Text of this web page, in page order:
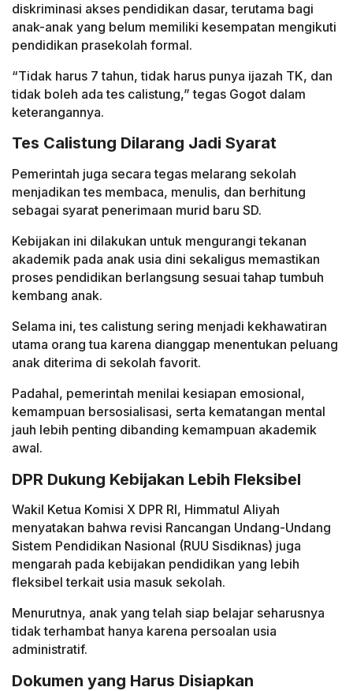
diskriminasi akses pendidikan dasar, terutama bagi
anak-anak yang belum memiliki kesempatan mengikuti
pendidikan prasekolah formal.
“Tidak harus 7 tahun, tidak harus punya ijazah TK, dan
tidak boleh ada tes calistung,” tegas Gogot dalam
keterangannya.
Tes Calistung Dilarang Jadi Syarat
Pemerintah juga secara tegas melarang sekolah
menjadikan tes membaca, menulis, dan berhitung
sebagai syarat penerimaan murid baru SD.
Kebijakan ini dilakukan untuk mengurangi tekanan
akademik pada anak usia dini sekaligus memastikan
proses pendidikan berlangsung sesuai tahap tumbuh
kembang anak.
Selama ini, tes calistung sering menjadi kekhawatiran
utama orang tua karena dianggap menentukan peluang
anak diterima di sekolah favorit.
Padahal, pemerintah menilai kesiapan emosional,
kemampuan bersosialisasi, serta kematangan mental
jauh lebih penting dibanding kemampuan akademik
awal.
DPR Dukung Kebijakan Lebih Fleksibel
Wakil Ketua Komisi X DPR RI, Himmatul Aliyah
menyatakan bahwa revisi Rancangan Undang-Undang
Sistem Pendidikan Nasional (RUU Sisdiknas) juga
mengarah pada kebijakan pendidikan yang lebih
fleksibel terkait usia masuk sekolah.
Menurutnya, anak yang telah siap belajar seharusnya
tidak terhambat hanya karena persoalan usia
administratif.
Dokumen yang Harus Disiapkan